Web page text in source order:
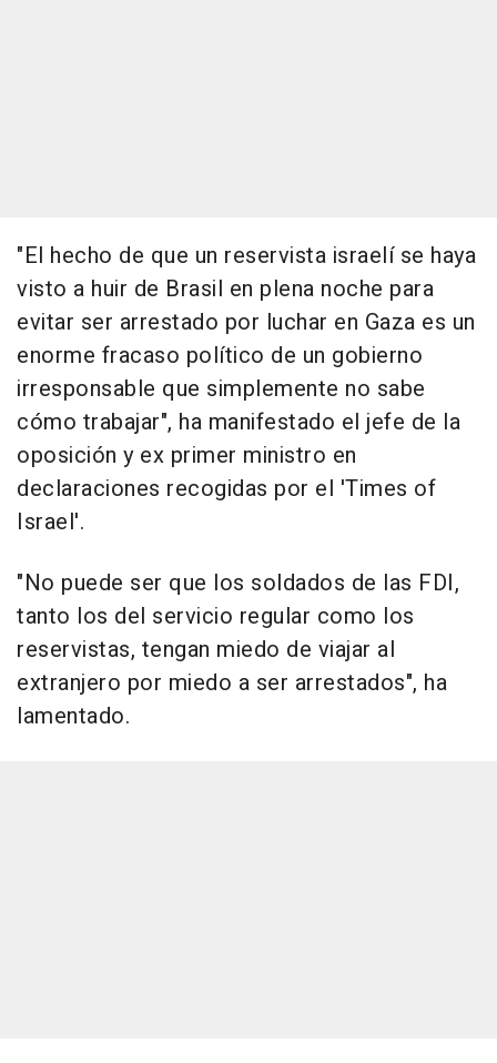
"El hecho de que un reservista israelí se haya
visto a huir de Brasil en plena noche para
evitar ser arrestado por luchar en Gaza es un
enorme fracaso político de un gobierno
irresponsable que simplemente no sabe
cómo trabajar", ha manifestado el jefe de la
oposición y ex primer ministro en
declaraciones recogidas por el 'Times of
Israel'.
"No puede ser que los soldados de las FDI,
tanto los del servicio regular como los
reservistas, tengan miedo de viajar al
extranjero por miedo a ser arrestados", ha
lamentado.